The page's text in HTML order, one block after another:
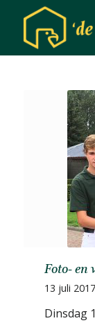
Foto- en
13 juli 2017
Dinsdag